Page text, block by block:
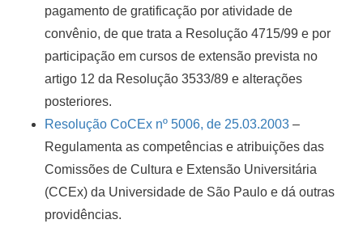
pagamento de gratificação por atividade de
convênio, de que trata a Resolução 4715/99 e por
participação em cursos de extensão prevista no
artigo 12 da Resolução 3533/89 e alterações
posteriores.
Resolução CoCEx nº 5006, de 25.03.2003 –
Regulamenta as competências e atribuições das
Comissões de Cultura e Extensão Universitária
(CCEx) da Universidade de São Paulo e dá outras
providências.